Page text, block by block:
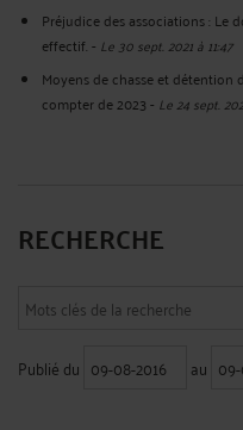
Préjudice des associations : Le
effectif.- Le 30 sept. 2021 à 11:47
Moyens de chasse et
compter de 2023- Le 24 sept.
RECHERCHE
Publié du au